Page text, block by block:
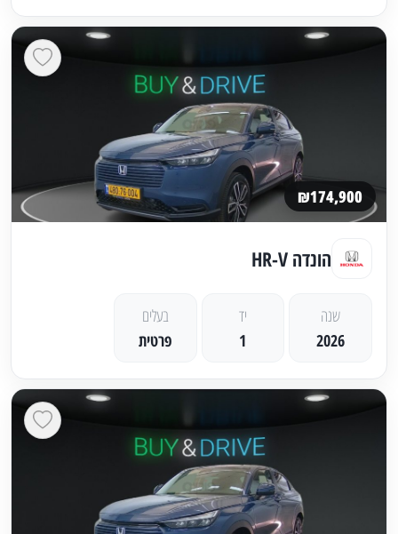
₪174,900
הונדה HR-V
שנה
2026
יד
1
בעלים
פרטית